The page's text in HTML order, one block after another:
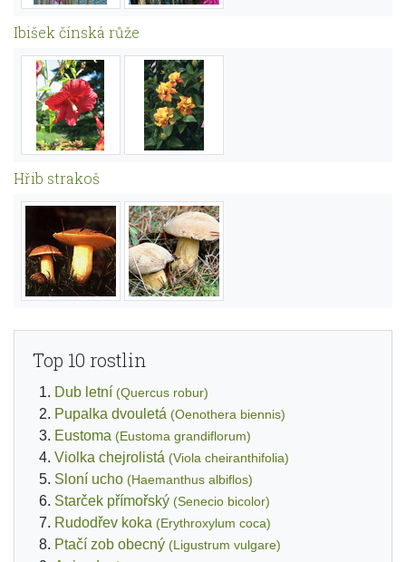
Ibišek čínská růže
Hřib strakoš
Top 10 rostlin
Dub letní (Quercus robur)
Pupalka dvouletá (Oenothera biennis)
Eustoma (Eustoma grandiflorum)
Violka chejrolistá (Viola cheiranthifolia)
Sloní ucho (Haemanthus albiflos)
Starček přímořský (Senecio bicolor)
Rudodřev koka (Erythroxylum coca)
Ptačí zob obecný (Ligustrum vulgare)